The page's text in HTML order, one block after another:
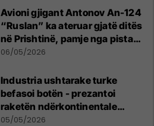
Avioni gjigant Antonov An-124
“Ruslan” ka ateruar gjatë ditës
në Prishtinë, pamje nga pista
publikohen edhe në rrjete
06/05/2026
Industria ushtarake turke
befasoi botën - prezantoi
raketën ndërkontinentale
vendase
05/05/2026